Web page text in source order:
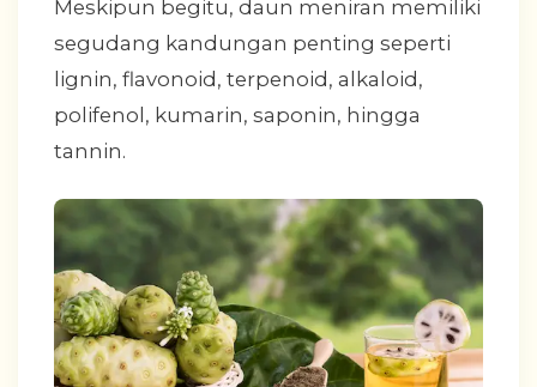
Meskipun begitu, daun meniran memiliki
segudang kandungan penting seperti
lignin, flavonoid, terpenoid, alkaloid,
polifenol, kumarin, saponin, hingga
tannin.